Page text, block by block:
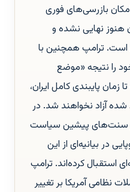
بازرسی‌های فوری
نهایی نشده و
است. ترامپ همچنین با
را نتیجه «موضع
پایبندی کامل ایران،
آزاد نخواهند شد. در
از سنت‌های پیشین سیاست
در بیانیه‌ای از این
استقبال کرده‌اند. ترامپ
نظامی آمریکا بر تغییر